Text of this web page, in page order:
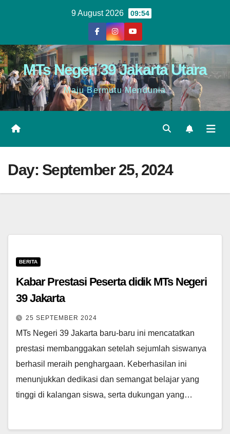
9 August 2026 09:54
MTs Negeri 39 Jakarta Utara
Maju Bermutu Mendunia
Day: September 25, 2024
BERITA
Kabar Prestasi Peserta didik MTs Negeri
39 Jakarta
25 SEPTEMBER 2024
MTs Negeri 39 Jakarta baru-baru ini mencatatkan
prestasi membanggakan setelah sejumlah siswanya
berhasil meraih penghargaan. Keberhasilan ini
menunjukkan dedikasi dan semangat belajar yang
tinggi di kalangan siswa, serta dukungan yang…